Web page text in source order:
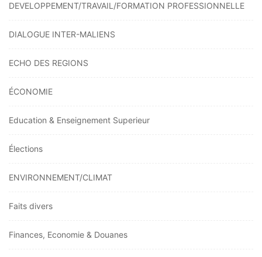
DEVELOPPEMENT/TRAVAIL/FORMATION PROFESSIONNELLE
DIALOGUE INTER-MALIENS
ECHO DES REGIONS
ÉCONOMIE
Education & Enseignement Superieur
Élections
ENVIRONNEMENT/CLIMAT
Faits divers
Finances, Economie & Douanes